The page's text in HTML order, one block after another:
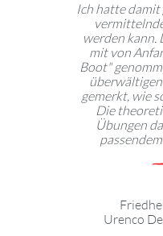
Ich hatte damit
werden kann.
mit von
Boot"
gemerkt, wie
Die
Übungen
Urenco